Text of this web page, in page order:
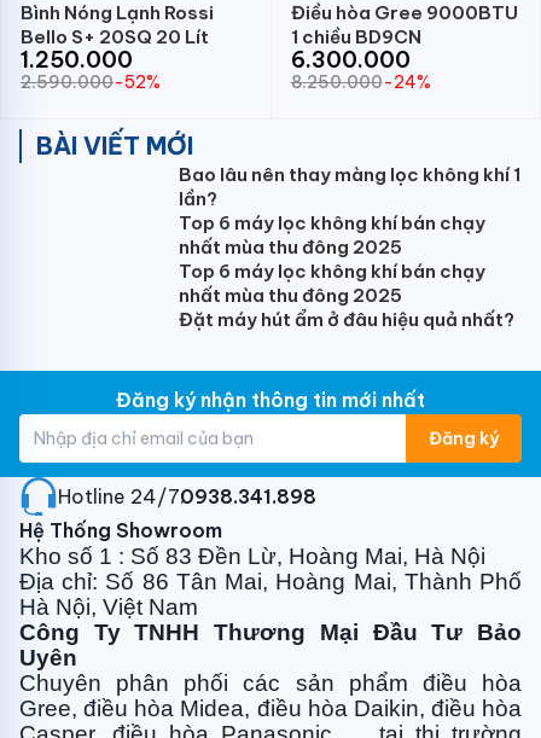
Bình Nóng Lạnh Rossi
Bello S+ 20SQ 20 Lít
1.250.000
2.590.000-52%
Điều hòa Gree 9000BTU
1 chiều BD9CN
6.300.000
8.250.000-24%
BÀI VIẾT MỚI
Bao lâu nên thay màng lọc không khí 1
lần?
Top 6 máy lọc không khí bán chạy
nhất mùa thu đông 2025
Top 6 máy lọc không khí bán chạy
nhất mùa thu đông 2025
Đặt máy hút ẩm ở đâu hiệu quả nhất?
Đăng ký nhận thông tin mới nhất
Đăng ký
Hotline 24/7:0938.341.898
Hệ Thống Showroom
Kho số 1 : Số 83 Đền Lừ, Hoàng Mai, Hà Nội
Địa chỉ: Số 86 Tân Mai, Hoàng Mai, Thành Phố
Hà Nội, Việt Nam
Công Ty TNHH Thương Mại Đầu Tư Bảo
Uyên
Chuyên phân phối các sản phẩm điều hòa
Gree, điều hòa Midea, điều hòa Daikin, điều hòa